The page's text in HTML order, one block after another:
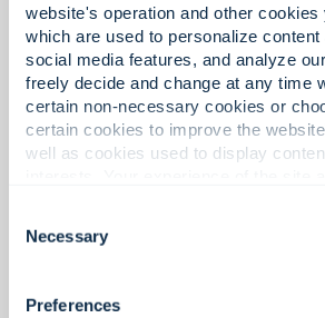
website's operation and other cookies
which are used to personalize
social media features, and analyze
freely decide and change at any time
certain non-necessary cookies or
certain cookies to improve the
well as cookies used to display
cookies. Click "Show details" below
about who we share your information
Selection
Necessary
Preferences
200+
Socios tecnológicos
400+